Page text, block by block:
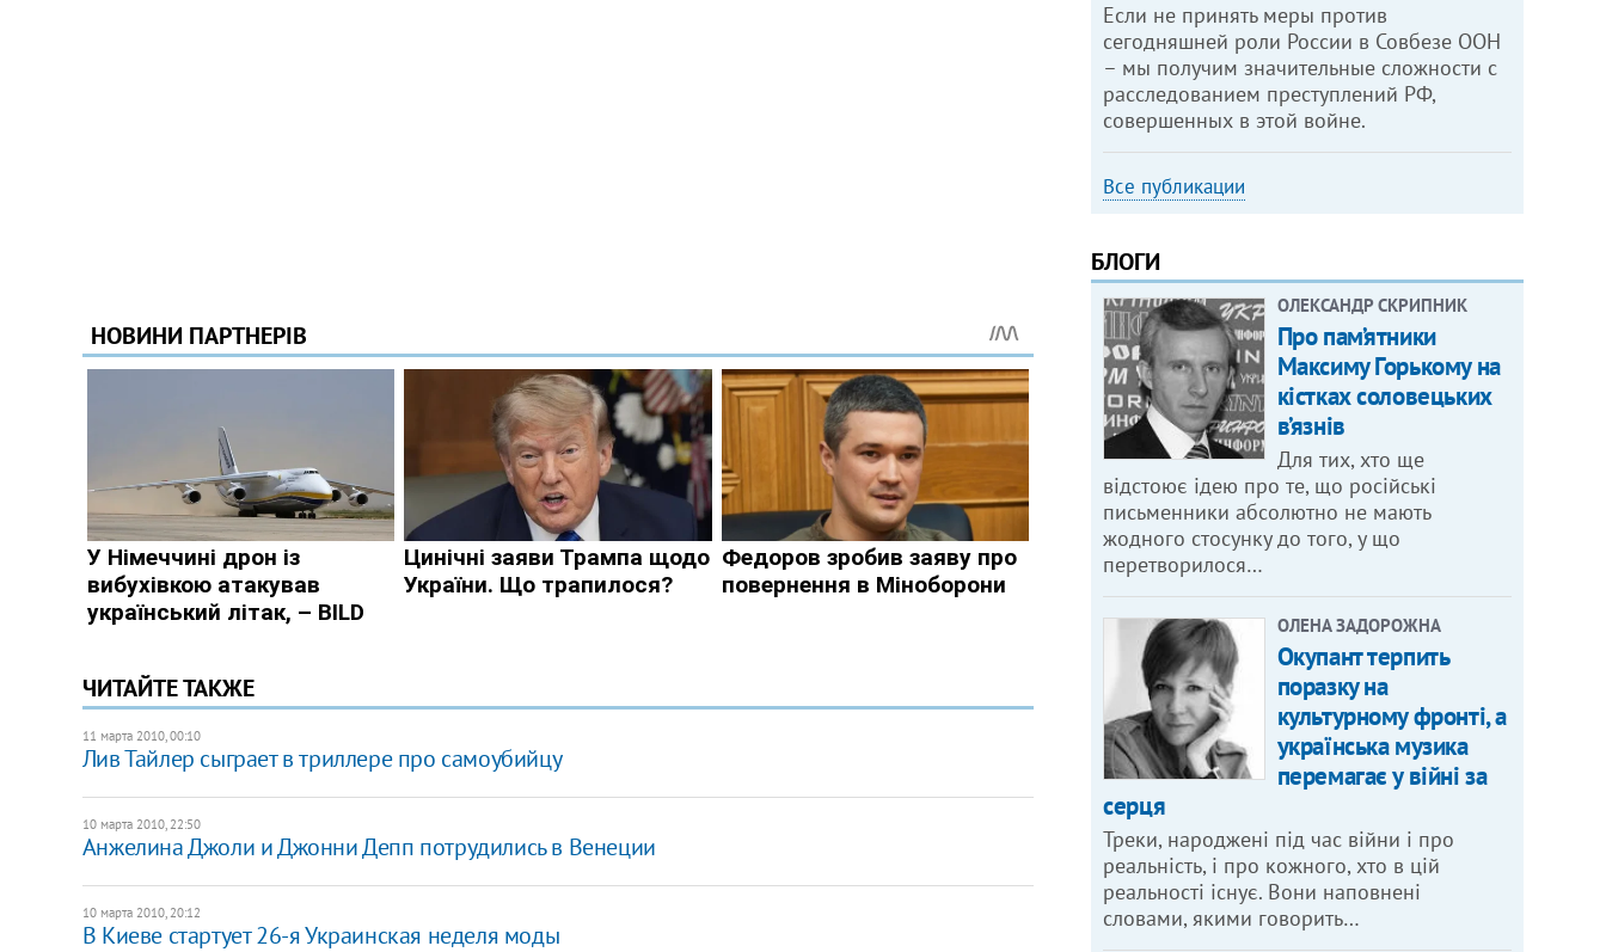
ЧИТАЙТЕ ТАКЖЕ
11 марта 2010, 00:10
Лив Тайлер сыграет в триллере про самоубийцу
10 марта 2010, 22:50
Анжелина Джоли и Джонни Депп потрудились в Венеции
10 марта 2010, 20:12
В Киеве стартует 26-я Украинская неделя моды
Если не принять меры против
сегодняшней роли России в Совбезе ООН
– мы получим значительные сложности с
расследованием преступлений РФ,
совершенных в этой войне.
Все публикации
БЛОГИ
ОЛЕКСАНДР СКРИПНИК
Про пам’ятники
Максиму Горькому на
кістках соловецьких
в’язнів
Для тих, хто ще
відстоює ідею про те, що російські
письменники абсолютно не мають
жодного стосунку до того, у що
перетворилося…
ОЛЕНА ЗАДОРОЖНА
Окупант терпить
поразку на
культурному фронті, а
українська музика
перемагає у війні за
серця
Треки, народжені під час війни і про
реальність, і про кожного, хто в цій
реальності існує. Вони наповнені
словами, якими говорить…